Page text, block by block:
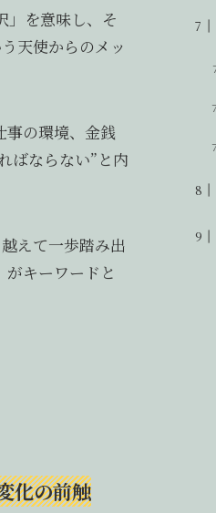
」を意味し、そ
天使からのメッ
事の環境、金銭
ばならない”と内
えて一歩踏み出
キーワードと
化の前触